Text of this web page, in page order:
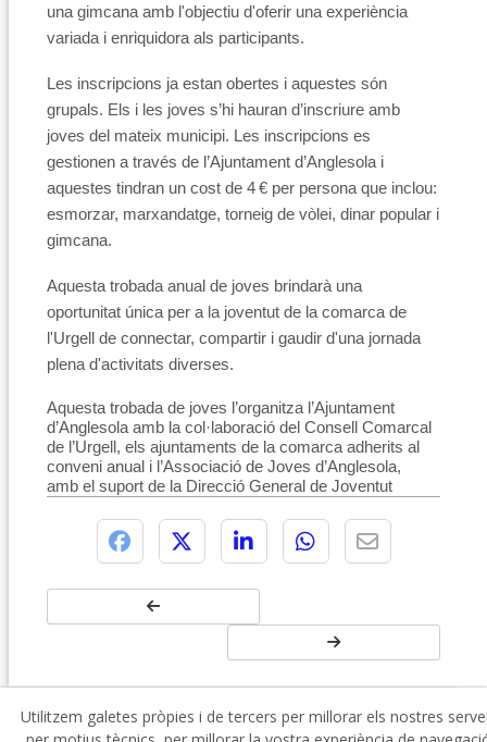
una gimcana amb l'objectiu d'oferir una experiència
variada i enriquidora als participants.
Les inscripcions ja estan obertes i aquestes són
grupals. Els i les joves s’hi hauran d’inscriure amb
joves del mateix municipi. Les inscripcions es
gestionen a través de l’Ajuntament d’Anglesola i
aquestes tindran un cost de 4 € per persona que inclou:
esmorzar, marxandatge, torneig de vòlei, dinar popular i
gimcana.
Aquesta trobada anual de joves brindarà una
oportunitat única per a la joventut de la comarca de
l'Urgell de connectar, compartir i gaudir d'una jornada
plena d'activitats diverses.
Aquesta trobada de joves l’organitza l’Ajuntament
d’Anglesola amb la col·laboració del Consell Comarcal
de l’Urgell, els ajuntaments de la comarca adherits al
conveni anual i l’Associació de Joves d’Anglesola,
amb el suport de la Direcció General de Joventut
Utilitzem galetes pròpies i de tercers per millorar els nostres